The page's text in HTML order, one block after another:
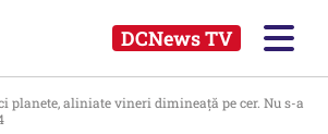
DCNews TV
planete, aliniate vineri dimineaţă pe cer. Nu s-a